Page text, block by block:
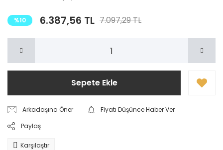
%10 6.387,56 TL 7.097,29 TL
Sepete Ekle
Arkadaşına Öner
Fiyatı Düşünce Haber Ver
Paylaş
Karşılaştır